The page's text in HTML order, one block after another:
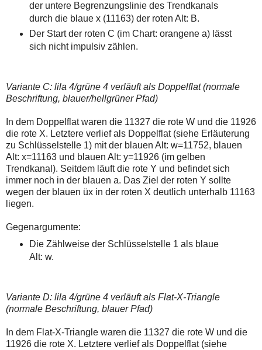
der untere Begrenzungslinie des Trendkanals
durch die blaue x (11163) der roten Alt: B.
Der Start der roten C (im Chart: orangene a) lässt
sich nicht impulsiv zählen.
Variante C: lila 4/grüne 4 verläuft als Doppelflat (normale
Beschriftung, blauer/hellgrüner Pfad)
In dem Doppelflat waren die 11327 die rote W und die 11926
die rote X. Letztere verlief als Doppelflat (siehe Erläuterung
zu Schlüsselstelle 1) mit der blauen Alt: w=11752, blauen
Alt: x=11163 und blauen Alt: y=11926 (im gelben
Trendkanal). Seitdem läuft die rote Y und befindet sich
immer noch in der blauen a. Das Ziel der roten Y sollte
wegen der blauen üx in der roten X deutlich unterhalb 11163
liegen.
Gegenargumente:
Die Zählweise der Schlüsselstelle 1 als blaue
Alt: w.
Variante D: lila 4/grüne 4 verläuft als Flat-X-Triangle
(normale Beschriftung, blauer Pfad)
In dem Flat-X-Triangle waren die 11327 die rote W und die
11926 die rote X. Letztere verlief als Doppelflat (siehe